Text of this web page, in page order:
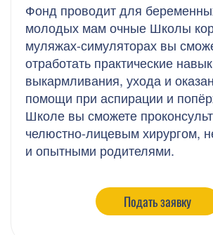
Фонд проводит для
молодых мам очные Школы
муляжах-симуляторах вы
отработать практические
выкармливания, ухода и
помощи при аспирации и
Школе вы сможете
челюстно-лицевым хирургом,
и опытными родителями.
Подать заявку